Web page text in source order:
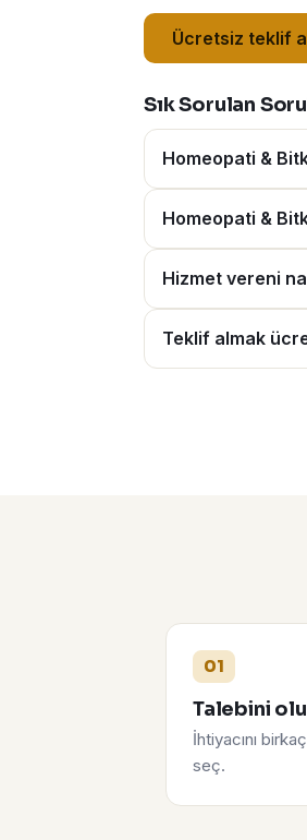
Ücretsiz teklif
Sık Sorulan
Homeopati &
Homeopati &
Hizmet vereni
Teklif almak
01
Talebini
İhtiyacını
seç.